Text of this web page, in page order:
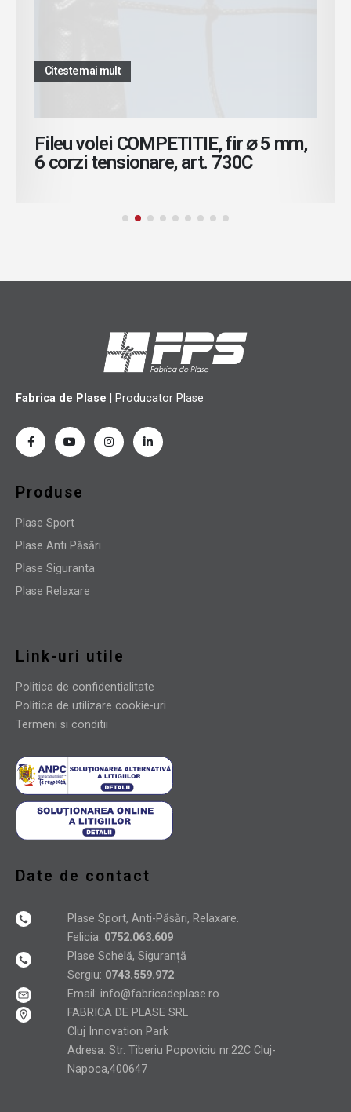
Citeste mai mult
Fileu volei COMPETITIE, fir ⌀ 5 mm,
6 corzi tensionare, art. 730C
Fabrica de Plase | Producator Plase
Produse
Plase Sport
Plase Anti Păsări
Plase Siguranta
Plase Relaxare
Link-uri utile
Politica de confidentialitate
Politica de utilizare cookie-uri
Termeni si conditii
Date de contact
Plase Sport, Anti-Păsări, Relaxare.
Felicia: 0752.063.609
Plase Schelă, Siguranță
Sergiu: 0743.559.972
Email: info@fabricadeplase.ro
FABRICA DE PLASE SRL
Cluj Innovation Park
Adresa: Str. Tiberiu Popoviciu nr.22C Cluj-
Napoca,400647